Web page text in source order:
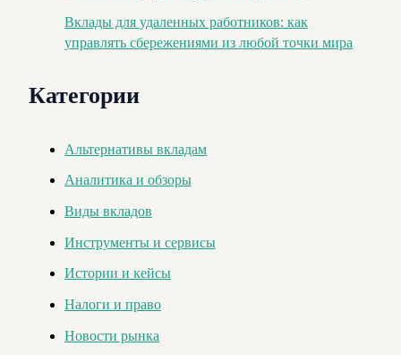
Вклады для удаленных работников: как
управлять сбережениями из любой точки мира
Категории
Альтернативы вкладам
Аналитика и обзоры
Виды вкладов
Инструменты и сервисы
Истории и кейсы
Налоги и право
Новости рынка